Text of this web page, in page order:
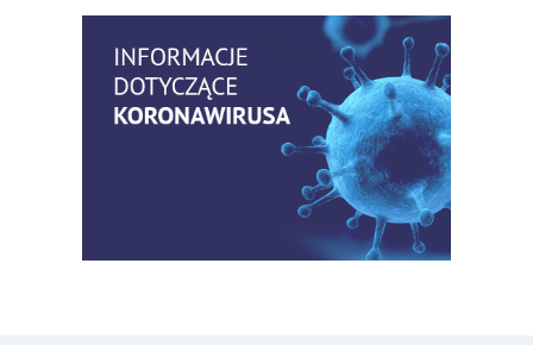
praktyki – aktualny konsensus ekspertów
w dostępie naczyniowym
Kategoria:Szkolenia
06
Zaproszenie na Ogólnopolską
Konferencję Naukową „Terminologia
w pielęgniarstwie – komunikacja,
standaryzacja, praktyka”